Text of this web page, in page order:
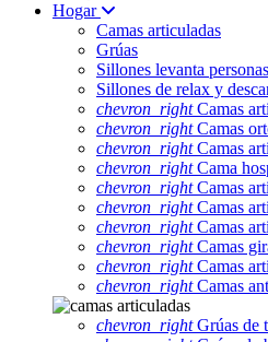
Hogar
Camas articuladas
Grúas
Sillones levanta personas
Sillones de relax y
chevron_rightCamas
chevron_rightCamas
chevron_rightCamas
chevron_rightCama
chevron_rightCamas
chevron_rightCamas
chevron_rightCamas
chevron_rightCamas
chevron_rightCamas
chevron_rightCamas
chevron_rightGrúas de